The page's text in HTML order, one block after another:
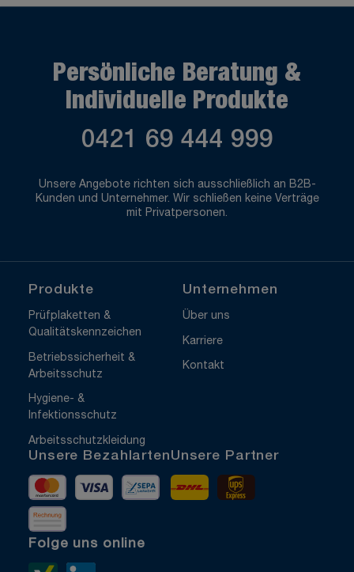
Persönliche Beratung &
Individuelle Produkte
0421 69 444 999
Unsere Angebote richten sich ausschließlich an B2B-
Kunden und Unternehmer. Wir schließen keine Verträge
mit Privatpersonen.
Produkte
Prüfplaketten &
Qualitätskennzeichen
Betriebssicherheit &
Arbeitsschutz
Hygiene- &
Infektionsschutz
Arbeitsschutzkleidung
Unternehmen
Über uns
Karriere
Kontakt
Unsere Bezahlarten
MastercardVisa Vorkasse
Rechnung
Unsere Partner
DHL
Folge uns online
Xing>